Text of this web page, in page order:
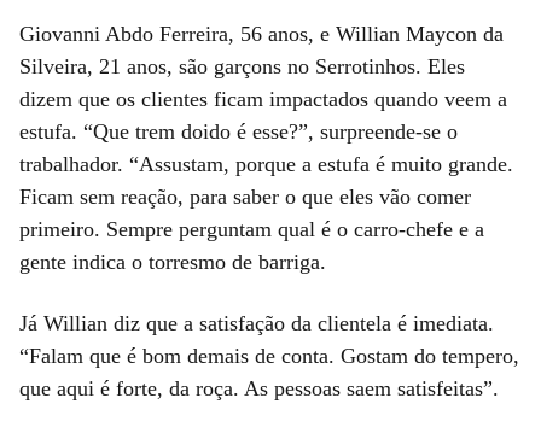
Giovanni Abdo Ferreira, 56 anos, e Willian Maycon da
Silveira, 21 anos, são garçons no Serrotinhos. Eles
dizem que os clientes ficam impactados quando veem a
estufa. “Que trem doido é esse?”, surpreende-se o
trabalhador. “Assustam, porque a estufa é muito grande.
Ficam sem reação, para saber o que eles vão comer
primeiro. Sempre perguntam qual é o carro-chefe e a
gente indica o torresmo de barriga.
Já Willian diz que a satisfação da clientela é imediata.
“Falam que é bom demais de conta. Gostam do tempero,
que aqui é forte, da roça. As pessoas saem satisfeitas”.